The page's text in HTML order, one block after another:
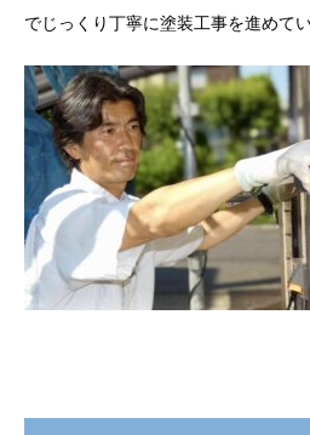
でじっくり丁寧に塗装工事を進めて